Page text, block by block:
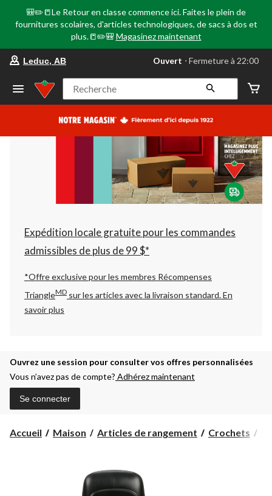
🎒✏️📒Le Retour en classe commence ici. Faites le plein de
fournitures scolaires, d'articles technologiques, de sacs à dos et
plus.📒✏️🎒 Magasinez maintenant
votre
préféré
Leduc,
AB,
courament
Fermeture
à
22:00
cliquer
pour
changer
Leduc, AB Ouvert ⋅ Fermeture à 22:00
Recherche
Expédition locale gratuite pour les commandes
admissibles de plus de 99 $*
*Offre exclusive pour les membres Récompenses
TriangleMD sur les articles avec la livraison standard.En
savoir plus
Ouvrez une session pour consulter vos offres personnalisées
Vous n’avez pas de compte? Adhérez maintenant
Se connecter
Accueil Maison Articles de rangement Crochets